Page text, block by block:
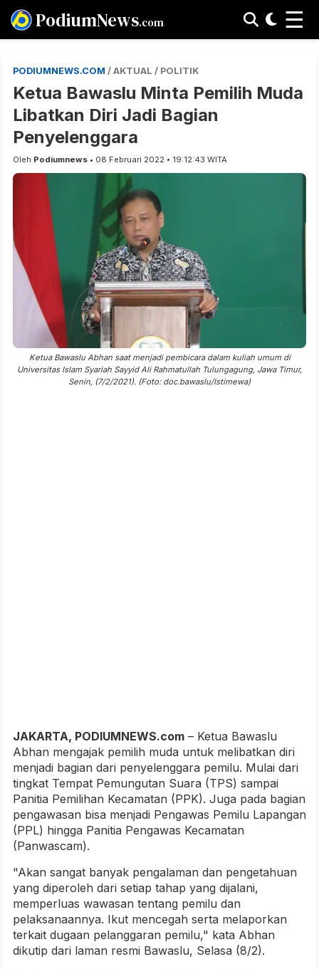
PodiumNews.com ☰
PODIUMNEWS.COM / AKTUAL / POLITIK
Ketua Bawaslu Minta Pemilih Muda
Libatkan Diri Jadi Bagian
Penyelenggara
Oleh Podiumnews • 08 Februari 2022 • 19:12:43 WITA
Ketua Bawaslu Abhan saat menjadi pembicara dalam kuliah umum di
Universitas Islam Syariah Sayyid Ali Rahmatullah Tulungagung, Jawa Timur,
Senin, (7/2/2021). (Foto: doc.bawaslu/Istimewa)
JAKARTA, PODIUMNEWS.com – Ketua Bawaslu
Abhan mengajak pemilih muda untuk melibatkan diri
menjadi bagian dari penyelenggara pemilu. Mulai dari
tingkat Tempat Pemungutan Suara (TPS) sampai
Panitia Pemilihan Kecamatan (PPK). Juga pada bagian
pengawasan bisa menjadi Pengawas Pemilu Lapangan
(PPL) hingga Panitia Pengawas Kecamatan
(Panwascam).
"Akan sangat banyak pengalaman dan pengetahuan
yang diperoleh dari setiap tahap yang dijalani,
memperluas wawasan tentang pemilu dan
pelaksanaannya. Ikut mencegah serta melaporkan
terkait dugaan pelanggaran pemilu," kata Abhan
dikutip dari laman resmi Bawaslu, Selasa (8/2).